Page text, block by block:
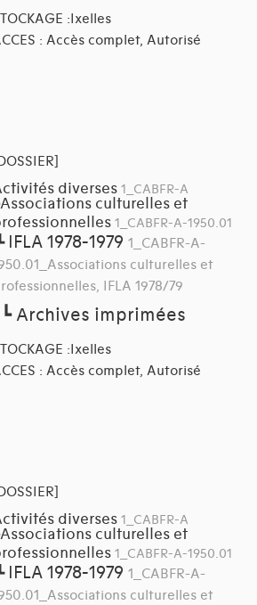
:Ixelles
: Accès complet, Autorisé
diverses 1_CABFR-A
Associations culturelles et
1_CABFR-A-1950.01
IFLA 1978-1979 1_CABFR-A-
culturelles et
IFLA 1978/79
┗Archives imprimées
:Ixelles
: Accès complet, Autorisé
diverses 1_CABFR-A
Associations culturelles et
1_CABFR-A-1950.01
IFLA 1978-1979 1_CABFR-A-
culturelles et